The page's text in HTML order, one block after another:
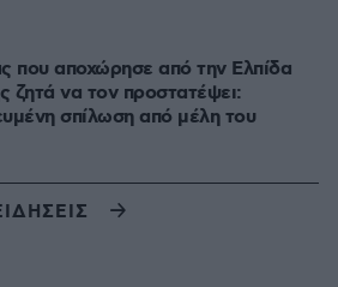
που αποχώρησε από την Ελπίδα
ζητά να τον προστατέψει:
σπίλωση από μέλη του